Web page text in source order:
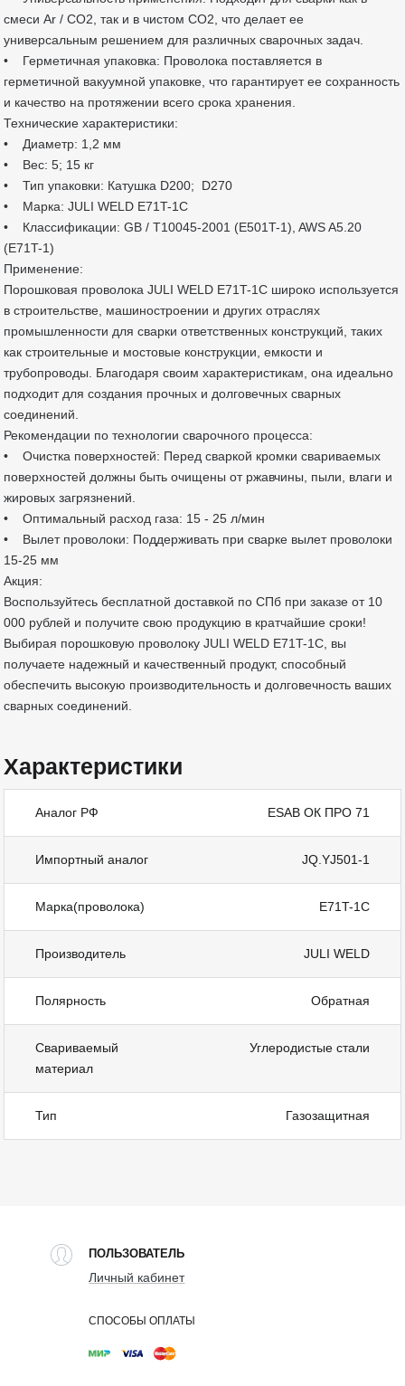
смеси Ar / CO2, так и в чистом CO2, что делает ее
универсальным решением для различных сварочных задач.
• Герметичная упаковка: Проволока поставляется в
герметичной вакуумной упаковке, что гарантирует ее сохранность
и качество на протяжении всего срока хранения.
Технические характеристики:
• Диаметр: 1,2 мм
• Вес: 5; 15 кг
• Тип упаковки: Катушка D200; D270
• Марка: JULI WELD E71T-1C
• Классификации: GB / T10045-2001 (E501T-1), AWS A5.20
(E71T-1)
Применение:
Порошковая проволока JULI WELD E71T-1C широко используется
в строительстве, машиностроении и других отраслях
промышленности для сварки ответственных конструкций, таких
как строительные и мостовые конструкции, емкости и
трубопроводы. Благодаря своим характеристикам, она идеально
подходит для создания прочных и долговечных сварных
соединений.
Рекомендации по технологии сварочного процесса:
• Очистка поверхностей: Перед сваркой кромки свариваемых
поверхностей должны быть очищены от ржавчины, пыли, влаги и
жировых загрязнений.
• Оптимальный расход газа: 15 - 25 л/мин
• Вылет проволоки: Поддерживать при сварке вылет проволоки
15-25 мм
Акция:
Воспользуйтесь бесплатной доставкой по СПб при заказе от 10
000 рублей и получите свою продукцию в кратчайшие сроки!
Выбирая порошковую проволоку JULI WELD E71T-1C, вы
получаете надежный и качественный продукт, способный
обеспечить высокую производительность и долговечность ваших
сварных соединений.
Характеристики
Аналог РФ ESAB ОК ПРО 71
Импортный аналог JQ.YJ501-1
Марка(проволока) E71T-1C
Производитель JULI WELD
Полярность Обратная
Свариваемый
материал
Углеродистые стали
Тип Газозащитная
ПОЛЬЗОВАТЕЛЬ
Личный кабинет
СПОСОБЫ ОПЛАТЫ